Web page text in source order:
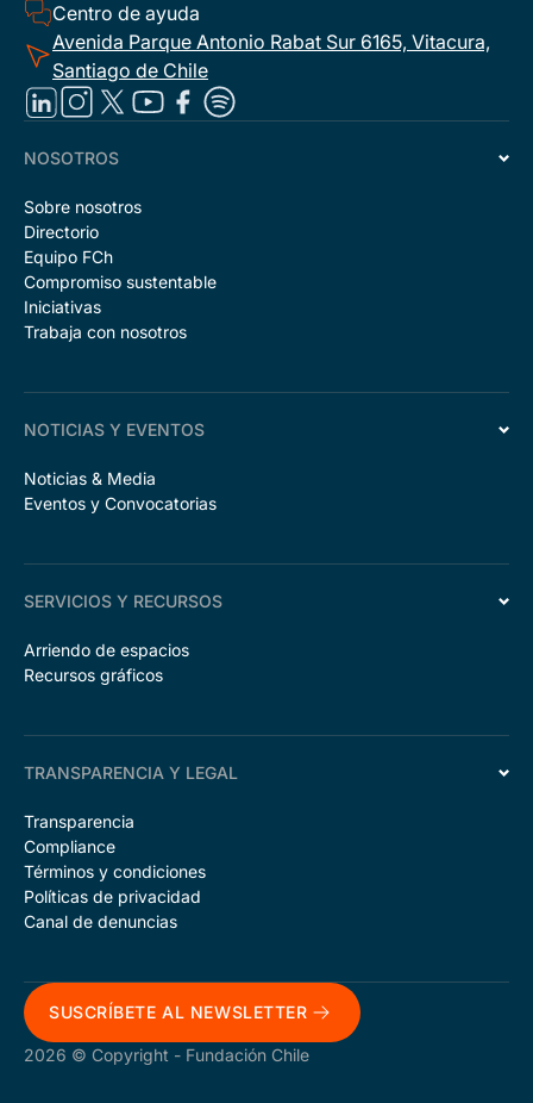
Centro de ayuda
Avenida Parque Antonio Rabat Sur 6165, Vitacura,
Santiago de Chile
NOSOTROS
Sobre nosotros
Directorio
Equipo FCh
Compromiso sustentable
Iniciativas
Trabaja con nosotros
NOTICIAS Y EVENTOS
Noticias & Media
Eventos y Convocatorias
SERVICIOS Y RECURSOS
Arriendo de espacios
Recursos gráficos
TRANSPARENCIA Y LEGAL
Transparencia
Compliance
Términos y condiciones
Políticas de privacidad
Canal de denuncias
SUSCRÍBETE AL NEWSLETTER
2026 © Copyright - Fundación Chile